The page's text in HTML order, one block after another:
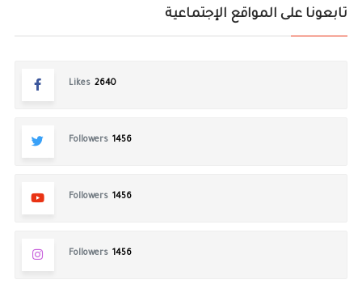
تابعونا على المواقع الإجتماعية
Likes 2640
Followers 1456
Followers 1456
Followers 1456